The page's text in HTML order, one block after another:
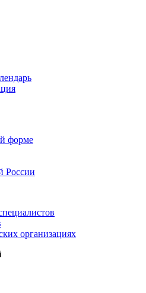
форме
России
организациях